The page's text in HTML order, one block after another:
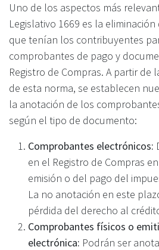
Uno de los aspectos más
Legislativo 1669 es la
que tenían los contribuyentes
comprobantes de pago y
Registro de Compras. A partir de
de esta norma, se establecen
la anotación de los
según el tipo de documento:
Comprobantes electrónicos:
en el Registro de Compras
emisión o del pago del
La no anotación en este
pérdida del derecho al
Comprobantes físicos o
electrónica: Podrán ser